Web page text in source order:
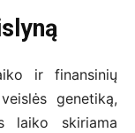
ir finansinių
genetiką,
laiko skiriama